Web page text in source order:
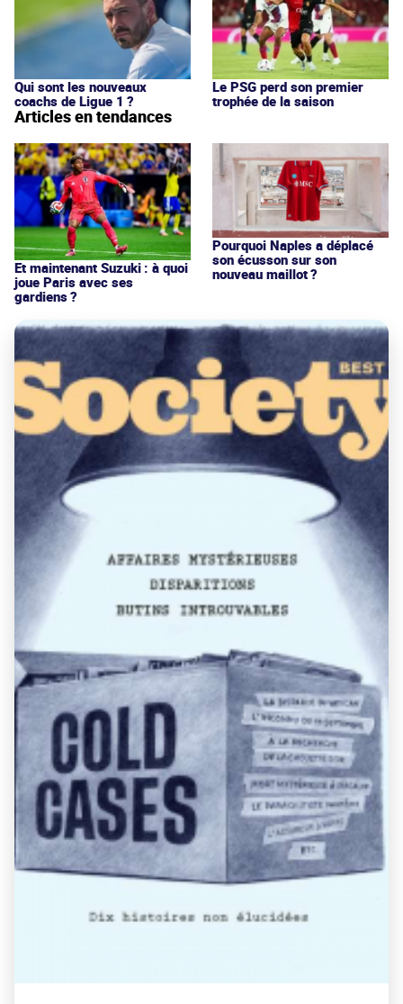
Qui sont les nouveaux
coachs de Ligue 1 ?
Le PSG perd son premier
trophée de la saison
Articles en tendances
Et maintenant Suzuki : à quoi
joue Paris avec ses
gardiens ?
Pourquoi Naples a déplacé
son écusson sur son
nouveau maillot ?